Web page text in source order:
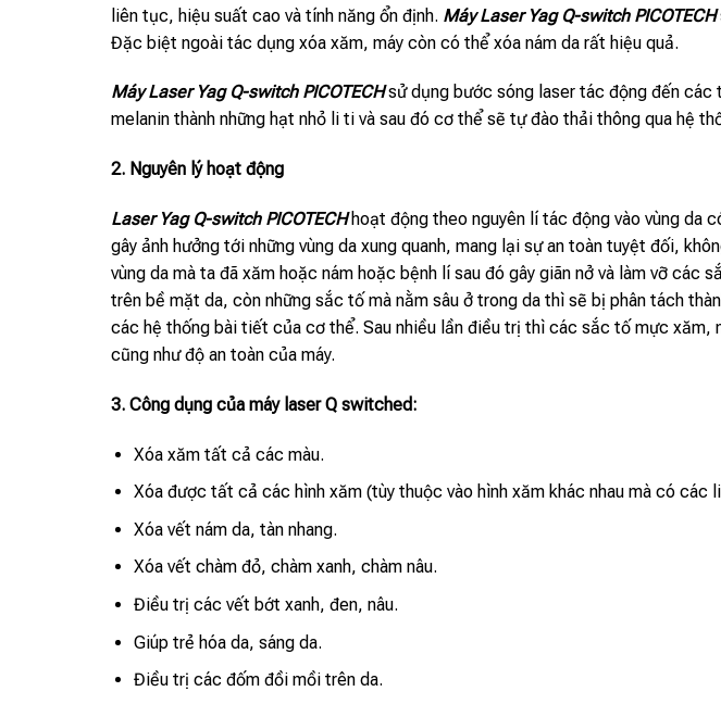
liên tục, hiệu suất cao và tính năng ổn định. Máy Laser Yag Q-switch PICOTECH
Đặc biệt ngoài tác dụng xóa xăm, máy còn có thể xóa nám da rất hiệu quả.
MáyLaser Yag Q-switch PICOTECHsử dụng bước sóng laser tác động đến các
melanin thành những hạt nhỏ li ti và sau đó cơ thể sẽ tự đào thải thông qua hệ
2. Nguyên lý hoạt động
Laser Yag Q-switch PICOTECHhoạt động theo nguyên lí tác động vào vùng da
gây ảnh hưởng tới những vùng da xung quanh, mang lại sự an toàn tuyệt đối,
vùng da mà ta đã xăm hoặc nám hoặc bệnh lí sau đó gây giãn nở và làm vỡ
trên bề mặt da, còn những sắc tố mà nằm sâu ở trong da thì sẽ bị phân tách
các hệ thống bài tiết của cơ thể. Sau nhiều lần điều trị thì các sắc tố mực
cũng như độ an toàn của máy.
3. Công dụng của máy laser Q switched:
Xóa xăm tất cả các màu.
Xóa được tất cả các hình xăm (tùy thuộc vào hình xăm khác nhau mà có các
Xóa vết nám da, tàn nhang.
Xóa vết chàm đỏ, chàm xanh, chàm nâu.
Điều trị các vết bớt xanh, đen, nâu.
Giúp trẻ hóa da, sáng da.
Điều trị các đốm đồi mồi trên da.